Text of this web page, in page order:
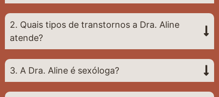
2. Quais tipos de transtornos a Dra. Aline
atende?
3. A Dra. Aline é sexóloga?